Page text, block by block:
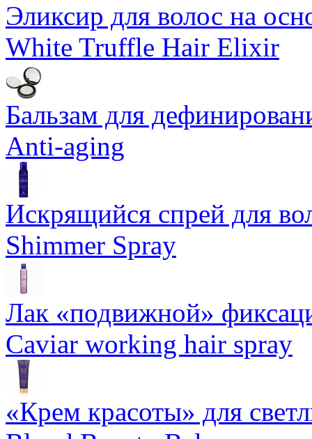
Эликсир для волос на
White Truffle Hair Elixir
Бальзам для
Anti-aging
Искрящийся спрей для
Shimmer Spray
Лак «подвижной»
Caviar working hair spray
«Крем красоты» для